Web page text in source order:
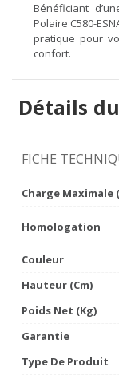
Bénéficiant
Polaire C580-
pratique pour
confort.
Détails
FICHE
Charge Maximale
Homologation
Couleur
Hauteur (cm)
Poids Net (Kg)
Garantie
Type De Produit